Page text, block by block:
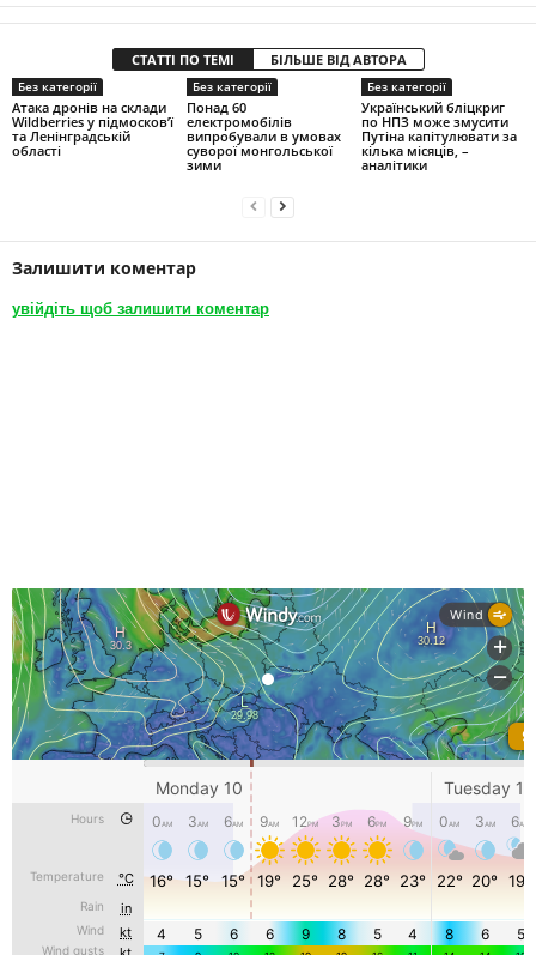
СТАТТІ ПО ТЕМІ БІЛЬШЕ ВІД АВТОРА
Без категорії
Атака дронів на склади
Wildberries у підмосков’ї
та Ленінградській
області
Без категорії
Понад 60
електромобілів
випробували в умовах
суворої монгольської
зими
Без категорії
Український бліцкриг
по НПЗ може змусити
Путіна капітулювати за
кілька місяців, –
аналітики
Залишити коментар
увійдіть щоб залишити коментар